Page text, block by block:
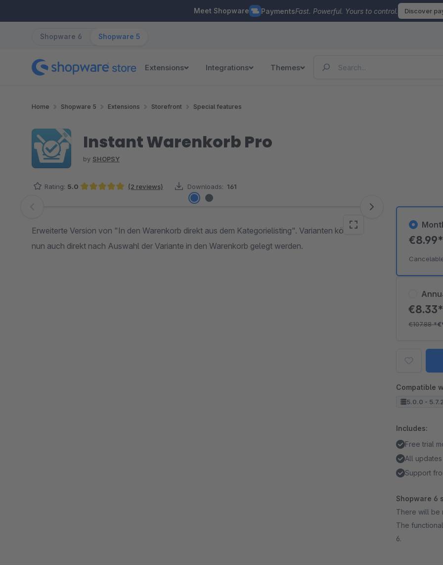
Meet Shopware PaymentsFast. Powerful. Yours to control. Discover
Shopware 6 Shopware 5
Extensions Integrations Themes
Home Shopware 5 Extensions Storefront Special features
Instant Warenkorb Pro
by SHOPSY
Rating: 5.0 (2 reviews) Downloads: 161
Skip image gallery
Erweiterte Version von "In den Warenkorb direkt aus dem Kategorielisting". Varianten können
nun auch direkt nach Auswahl der Variante in den Warenkorb gelegt werden.
€107.88*
Compatible
5.0.0 -
Includes:
Free trial
All updates
Support
Shopware 6
There will be
The
6.